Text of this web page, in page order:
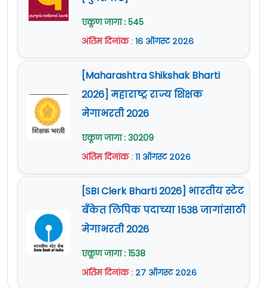
एकूण जागा : 545
अंतिम दिनांक: १६ ऑगस्ट २०२६
[Maharashtra Shikshak Bharti
2026] महाराष्ट्र राज्य शिक्षक
मेगाभरती 2026
एकूण जागा : 30209
अंतिम दिनांक: ११ ऑगस्ट २०२६
[SBI Clerk Bharti 2026] भारतीय स्टेट
बँकेत लिपिक पदाच्या 1538 जागांसाठी
मेगाभरती 2026
एकूण जागा : 1538
अंतिम दिनांक: २७ ऑगस्ट २०२६